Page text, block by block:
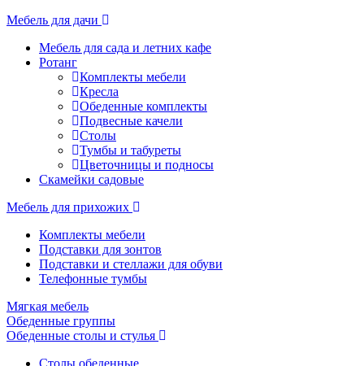
Мебель для дачи
Мебель для сада и летних кафе
Ротанг
Комплекты мебели
Кресла
Обеденные комплекты
Подвесные качели
Столы
Тумбы и табуреты
Цветочницы и подносы
Скамейки садовые
Мебель для прихожих
Комплекты мебели
Подставки для зонтов
Подставки и стеллажи для обуви
Телефонные тумбы
Мягкая мебель
Обеденные группы
Обеденные столы и стулья
Столы обеденные